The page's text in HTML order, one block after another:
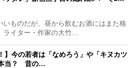
ものだが、昼から飲むお酒にはまた格
イター・作家の大竹…
】今の若者は「なめろう」や「キヌカツ
本当？ 昔の…